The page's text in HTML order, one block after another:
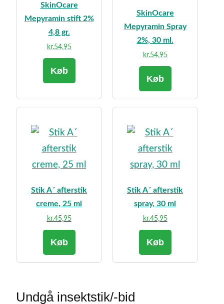
SkinOcare
Mepyramin stift 2%
4,8 gr.
kr.54,95
Køb
SkinOcare
Mepyramin Spray
2%, 30 ml.
kr.54,95
Køb
Stik A´ afterstik
creme, 25 ml
kr.45,95
Køb
Stik A´ afterstik
spray, 30 ml
kr.45,95
Køb
Undgå insektstik/-bid